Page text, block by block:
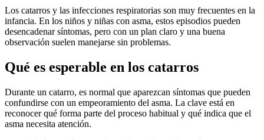
Los catarros y las infecciones respiratorias son muy frecuentes en la
infancia. En los niños y niñas con asma, estos episodios pueden
desencadenar síntomas, pero con un plan claro y una buena
observación suelen manejarse sin problemas.
Qué es esperable en los catarros
Durante un catarro, es normal que aparezcan síntomas que pueden
confundirse con un empeoramiento del asma. La clave está en
reconocer qué forma parte del proceso habitual y qué indica que el
asma necesita atención.